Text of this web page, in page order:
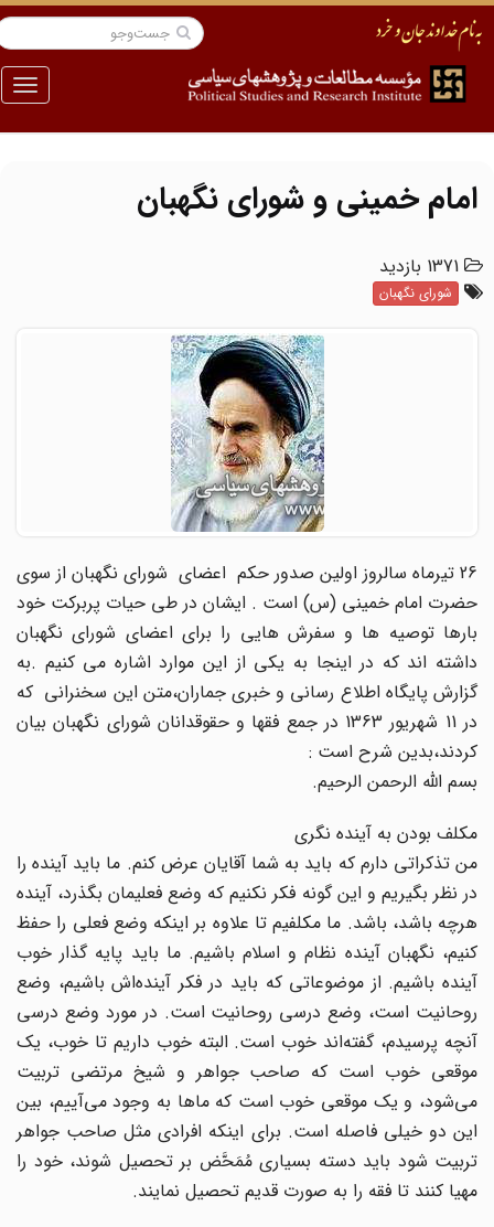
منو
امام خمینی و شورای نگهبان
1371 بازدید
شورای نگهبان
26 تیرماه سالروز اولین صدور حکم اعضای شورای نگهبان از سوی
حضرت امام خمینی (س) است . ایشان در طی حیات پربرکت خود
بارها توصیه ها و سفرش هایی را برای اعضای شورای نگهبان
داشته اند که در اینجا به یکی از این موارد اشاره می کنیم .به
گزارش پایگاه اطلاع رسانی و خبری جماران،متن این سخنرانی که
در 11 شهریور 1363 در جمع فقها و حقوقدانان شوراى نگهبان بیان
کردند،بدین شرح است :
بسم اللَّه الرحمن الرحیم.
مکلف بودن به آینده نگری
من تذکراتى دارم که باید به شما آقایان عرض کنم. ما باید آینده را
در نظر بگیریم و این گونه فکر نکنیم که وضع فعلیمان بگذرد، آینده
هرچه باشد، باشد. ما مکلفیم تا علاوه بر اینکه وضع فعلى را حفظ
کنیم، نگهبان آینده نظام و اسلام باشیم. ما باید پایه گذار خوب
آینده باشیم. از موضوعاتى که باید در فکر آینده‌اش باشیم، وضع
روحانیت است، وضع درسى روحانیت است. در مورد وضع درسى
آنچه پرسیدم، گفته‌اند خوب است. البته خوب داریم تا خوب، یک
موقعى خوب است که صاحب جواهر و شیخ مرتضى تربیت
مى‌شود، و یک موقعى خوب است که ماها به وجود مى‌آییم، بین
این دو خیلى فاصله است. براى اینکه افرادى مثل صاحب جواهر
تربیت شود باید دسته بسیارى مُمَحَّض بر تحصیل شوند، خود را
مهیا کنند تا فقه را به صورت قدیم تحصیل نمایند.